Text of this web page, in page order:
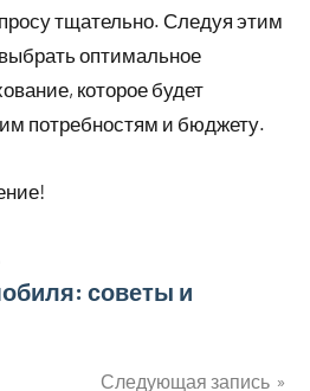
тщательно. Следуя этим
оптимальное
которое будет
потребностям и бюджету.
советы и
Следующая запись